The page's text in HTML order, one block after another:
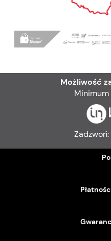
Możliwość
Zadzwoń: